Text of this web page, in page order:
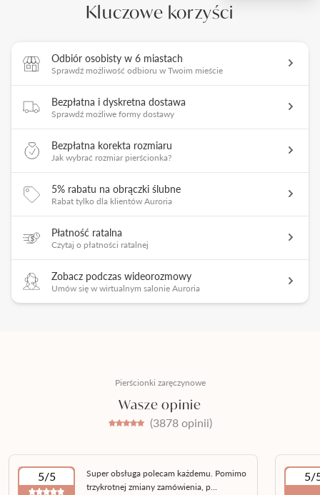
Kluczowe korzyści
Odbiór osobisty w 6 miastach
Sprawdź możliwość odbioru w Twoim mieście
Bezpłatna i dyskretna dostawa
Sprawdź możliwe formy dostawy
Bezpłatna korekta rozmiaru
Jak wybrać rozmiar pierścionka?
5% rabatu na obrączki ślubne
Rabat tylko dla klientów Auroria
Płatność ratalna
Czytaj o płatności ratalnej
Zobacz podczas wideorozmowy
Umów się w wirtualnym salonie Auroria
Pierścionki zaręczynowe
Wasze opinie
(3878 opinii)
5/5
Super obsługa polecam każdemu. Pomimo
trzykrotnej zmiany zamówienia, p...
5/